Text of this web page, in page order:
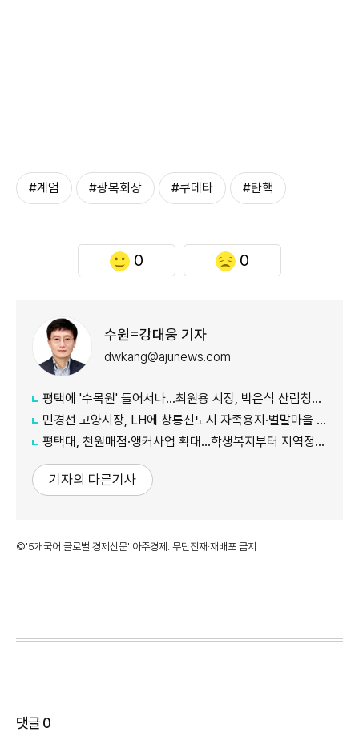
#계엄 #광복회장 #쿠데타 #탄핵
0 0
수원=강대웅 기자
dwkang@ajunews.com
평택에 '수목원' 들어서나...최원용 시장, 박은식 산림청장에게 국유지 활용 건의
민경선 고양시장, LH에 창릉신도시 자족용지·벌말마을 편입 협조 요청
평택대, 천원매점·앵커사업 확대...학생복지부터 지역정주까지 연결
기자의 다른기사
©'5개국어 글로벌 경제신문' 아주경제. 무단전재·재배포 금지
댓글0